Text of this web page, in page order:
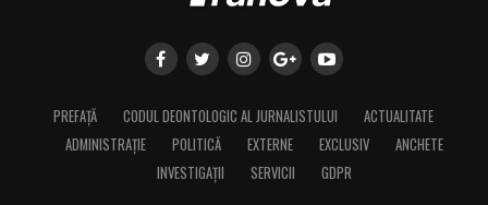
PREFAȚĂ CODUL DEONTOLOGIC AL JURNALISTULUI
ACTUALITATE
ADMINISTRAȚIE
POLITICĂ EXTERNE EXCLUSIV
ANCHETE
INVESTIGAȚII
SERVICII GDPR